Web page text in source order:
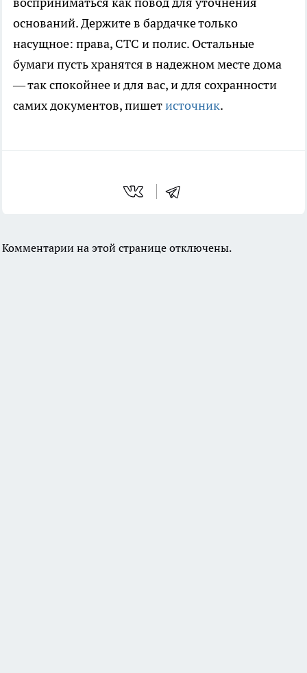
оснований. Держите в бардачке только
насущное: права, СТС и полис. Остальные
бумаги пусть хранятся в надежном месте дома
— так спокойнее и для вас, и для сохранности
самих документов, пишетисточник.
Комментарии на этой странице отключены.